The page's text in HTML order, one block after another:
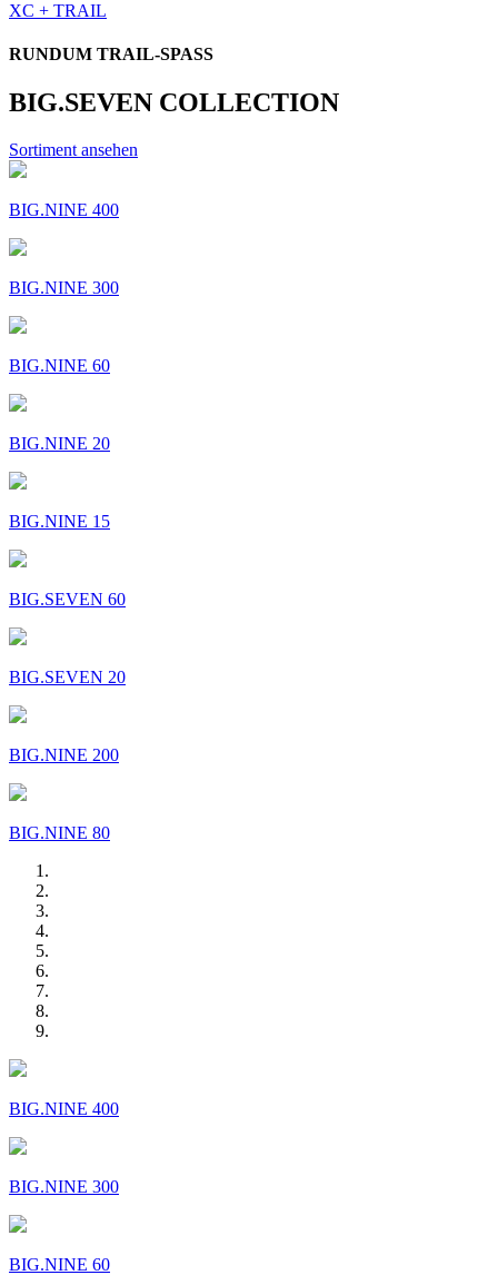
XC + TRAIL
RUNDUM TRAIL-SPASS
BIG.SEVEN COLLECTION
Sortiment ansehen
BIG.NINE 400
BIG.NINE 300
BIG.NINE 60
BIG.NINE 20
BIG.NINE 15
BIG.SEVEN 60
BIG.SEVEN 20
BIG.NINE 200
BIG.NINE 80
BIG.NINE 400
BIG.NINE 300
BIG.NINE 60